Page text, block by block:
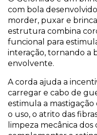
com bola
morder, puxar e
estrutura combina
funcional para
interação, tornando a
envolvente.
A corda ajuda a
carregar e cabo de
estimula a
o uso, o atrito das
limpeza mecânica